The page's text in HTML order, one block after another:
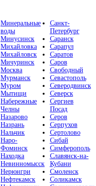
Минеральные
воды
Минусинск
Михайловка
Михайловск
Мичуринск
Москва
Мурманск
Муром
Мытищи
Набережные
Челны
Назарово
Назрань
Нальчик
Наро-
Фоминск
Находка
Невинномысск
Нерюнгри
Нефтекамск
Санкт-
Петербург
Саранск
Сарапул
Саратов
Саров
Свободный
Севастополь
Северодвинск
Северск
Сергиев
Посад
Серов
Серпухов
Сертолово
Сибай
Симферополь
Славянск-на-
Кубани
Смоленск
Соликамск